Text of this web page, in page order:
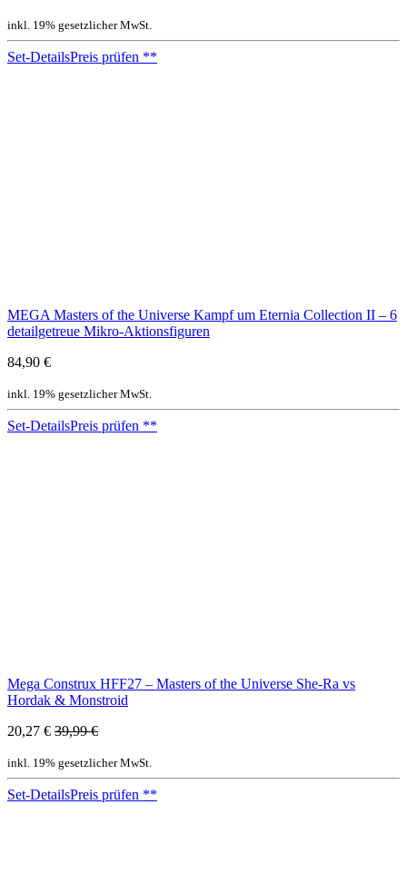
inkl. 19% gesetzlicher MwSt.
Set-DetailsPreis prüfen **
MEGA Masters of the Universe Kampf um Eternia Collection II – 6
detailgetreue Mikro-Aktionsfiguren
84,90 €
inkl. 19% gesetzlicher MwSt.
Set-DetailsPreis prüfen **
Mega Construx HFF27 – Masters of the Universe She-Ra vs
Hordak & Monstroid
20,27 € 39,99 €
inkl. 19% gesetzlicher MwSt.
Set-DetailsPreis prüfen **